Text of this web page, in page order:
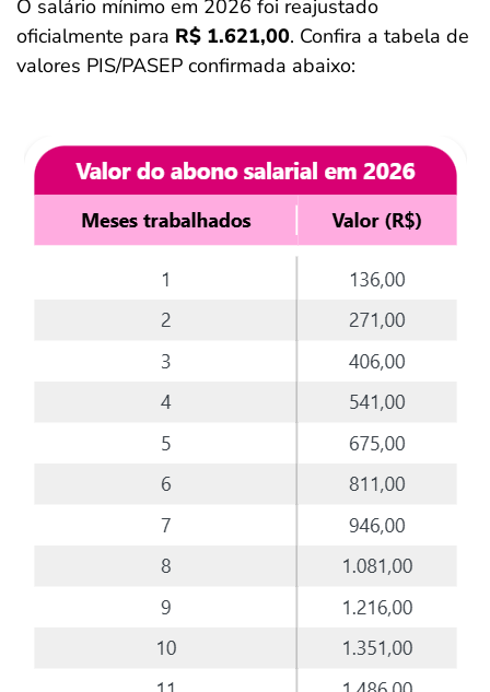
O salário mínimo em 2026 foi reajustado
oficialmente para R$ 1.621,00. Confira a tabela de
valores PIS/PASEP confirmada abaixo: